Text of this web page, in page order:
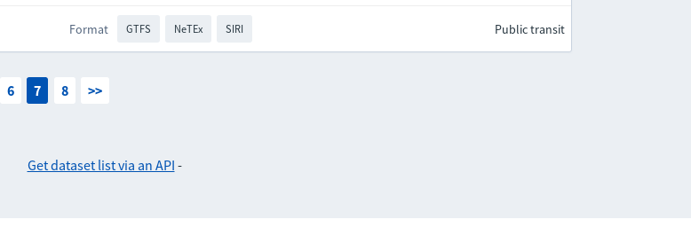
Format GTFS NeTEx SIRI Public transit
6 7 8 >>
Get dataset list via an API -